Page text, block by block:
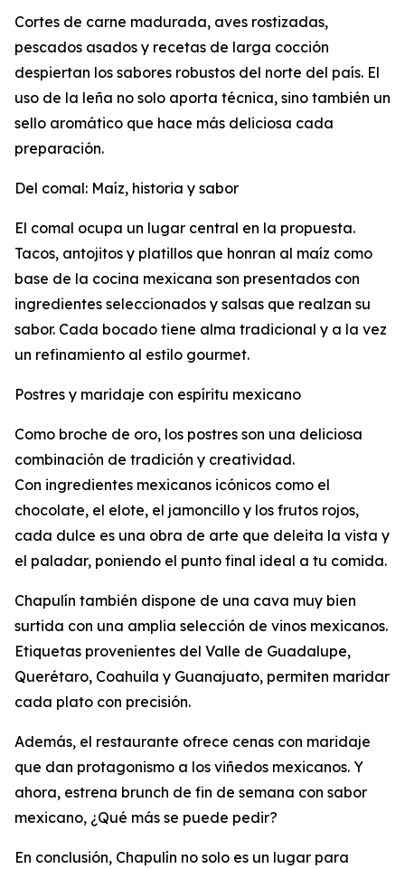
Cortes de carne madurada, aves rostizadas,
pescados asados y recetas de larga cocción
despiertan los sabores robustos del norte del país. El
uso de la leña no solo aporta técnica, sino también un
sello aromático que hace más deliciosa cada
preparación.
Del comal: Maíz, historia y sabor
El comal ocupa un lugar central en la propuesta.
Tacos, antojitos y platillos que honran al maíz como
base de la cocina mexicana son presentados con
ingredientes seleccionados y salsas que realzan su
sabor. Cada bocado tiene alma tradicional y a la vez
un refinamiento al estilo gourmet.
Postres y maridaje con espíritu mexicano
Como broche de oro, los postres son una deliciosa
combinación de tradición y creatividad.
Con ingredientes mexicanos icónicos como el
chocolate, el elote, el jamoncillo y los frutos rojos,
cada dulce es una obra de arte que deleita la vista y
el paladar, poniendo el punto final ideal a tu comida.
Chapulín también dispone de una cava muy bien
surtida con una amplia selección de vinos mexicanos.
Etiquetas provenientes del Valle de Guadalupe,
Querétaro, Coahuila y Guanajuato, permiten maridar
cada plato con precisión.
Además, el restaurante ofrece cenas con maridaje
que dan protagonismo a los viñedos mexicanos. Y
ahora, estrena brunch de fin de semana con sabor
mexicano, ¿Qué más se puede pedir?
En conclusión, Chapulín no solo es un lugar para